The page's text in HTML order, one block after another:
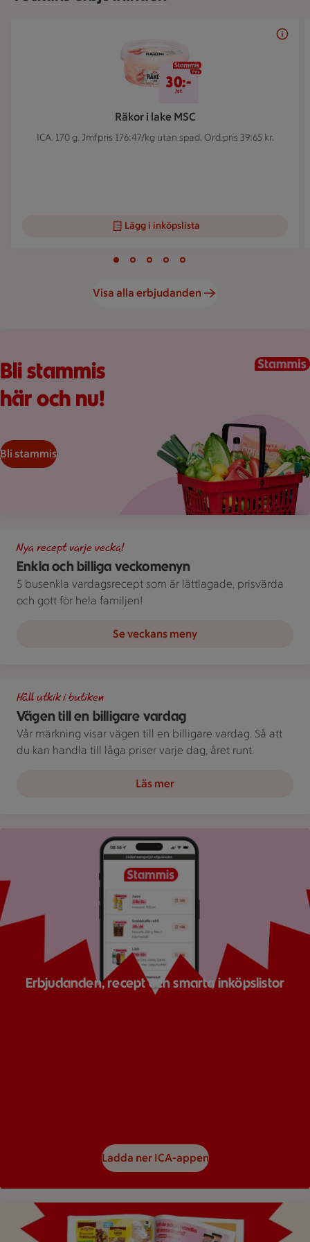
Räkor i lake MSC
ICA. 170 g. Jmfpris 176:47/kg utan spad. Ord.pris 39:65 kr.
30 kr/st
30:-
/st
Lägg i inköpslista
Bild 1 av 5
Bild 2 av 5
Bild 3 av 5Bild 4 av 5
Visa alla erbjudanden
Bli stammis
här och nu!
Bli stammis
Enkla och billiga veckomenyn
Nya recept varje vecka!
5 busenkla vardagsrecept som är lättlagade, prisvärda
och gott för hela familjen!
Se veckans meny
Vägen till en billigare vardag
Håll utkik i butiken
Vår märkning visar vägen till en billigare vardag. Så att
du kan handla till låga priser varje dag, året runt.
Läs mer
Bild på mobil som visar ICA appen
Erbjudanden, recept och smarta inköpslistor
Ladda ner ICA-appen
Bild på ett reklamblad